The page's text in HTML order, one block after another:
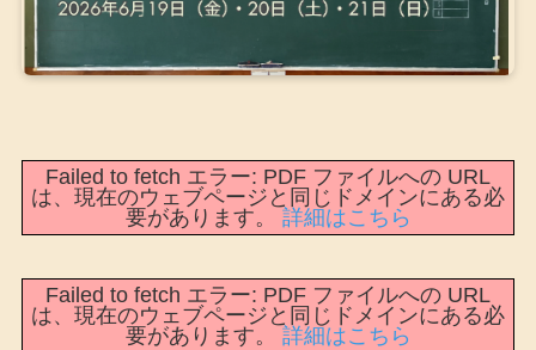
Failed to fetch エラー: PDF ファイルへの URL
は、現在のウェブページと同じドメインにある必
要があります。 詳細はこちら
Failed to fetch エラー: PDF ファイルへの URL
は、現在のウェブページと同じドメインにある必
要があります。 詳細はこちら